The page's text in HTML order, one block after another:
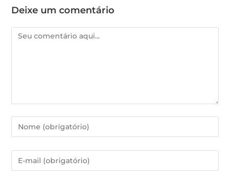
Deixe um comentário